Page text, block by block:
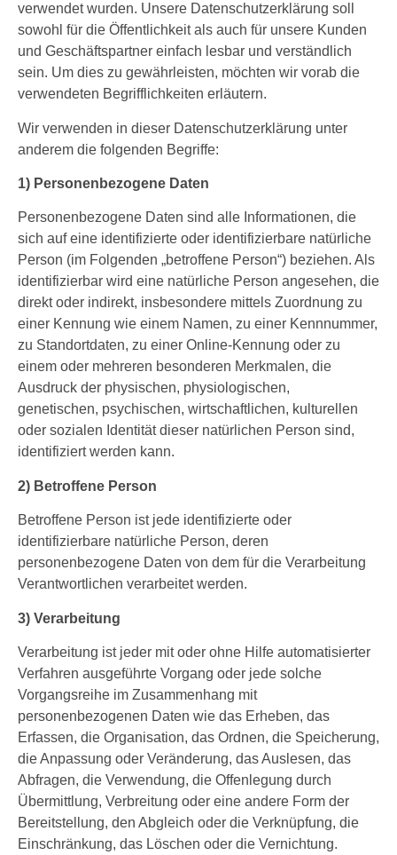
verwendet wurden. Unsere Datenschutzerklärung soll
sowohl für die Öffentlichkeit als auch für unsere Kunden
und Geschäftspartner einfach lesbar und verständlich
sein. Um dies zu gewährleisten, möchten wir vorab die
verwendeten Begrifflichkeiten erläutern.
Wir verwenden in dieser Datenschutzerklärung unter
anderem die folgenden Begriffe:
1) Personenbezogene Daten
Personenbezogene Daten sind alle Informationen, die
sich auf eine identifizierte oder identifizierbare natürliche
Person (im Folgenden „betroffene Person“) beziehen. Als
identifizierbar wird eine natürliche Person angesehen, die
direkt oder indirekt, insbesondere mittels Zuordnung zu
einer Kennung wie einem Namen, zu einer Kennnummer,
zu Standortdaten, zu einer Online-Kennung oder zu
einem oder mehreren besonderen Merkmalen, die
Ausdruck der physischen, physiologischen,
genetischen, psychischen, wirtschaftlichen, kulturellen
oder sozialen Identität dieser natürlichen Person sind,
identifiziert werden kann.
2) Betroffene Person
Betroffene Person ist jede identifizierte oder
identifizierbare natürliche Person, deren
personenbezogene Daten von dem für die Verarbeitung
Verantwortlichen verarbeitet werden.
3) Verarbeitung
Verarbeitung ist jeder mit oder ohne Hilfe automatisierter
Verfahren ausgeführte Vorgang oder jede solche
Vorgangsreihe im Zusammenhang mit
personenbezogenen Daten wie das Erheben, das
Erfassen, die Organisation, das Ordnen, die Speicherung,
die Anpassung oder Veränderung, das Auslesen, das
Abfragen, die Verwendung, die Offenlegung durch
Übermittlung, Verbreitung oder eine andere Form der
Bereitstellung, den Abgleich oder die Verknüpfung, die
Einschränkung, das Löschen oder die Vernichtung.